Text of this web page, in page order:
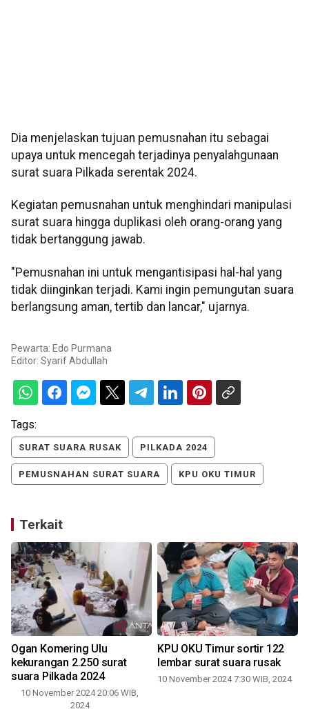
Dia menjelaskan tujuan pemusnahan itu sebagai
upaya untuk mencegah terjadinya penyalahgunaan
surat suara Pilkada serentak 2024.
Kegiatan pemusnahan untuk menghindari manipulasi
surat suara hingga duplikasi oleh orang-orang yang
tidak bertanggung jawab.
"Pemusnahan ini untuk mengantisipasi hal-hal yang
tidak diinginkan terjadi. Kami ingin pemungutan suara
berlangsung aman, tertib dan lancar," ujarnya.
Pewarta: Edo Purmana
Editor: Syarif Abdullah
Tags:
SURAT SUARA RUSAK PILKADA 2024
PEMUSNAHAN SURAT SUARA KPU OKU TIMUR
Terkait
Ogan Komering Ulu
kekurangan 2.250 surat
suara Pilkada 2024
10 November 2024 20:06 WIB,
2024
KPU OKU Timur sortir 122
lembar surat suara rusak
10 November 2024 7:30 WIB, 2024